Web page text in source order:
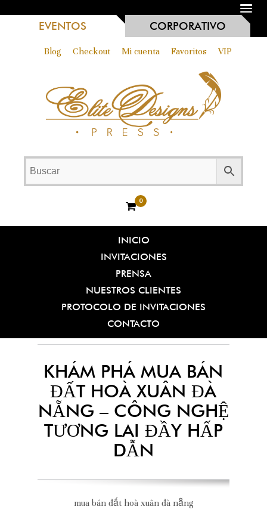
MENU
EVENTOS
CORPORATIVO
Blog Checkout Mi cuenta Favoritos VIP
0
INICIO
INVITACIONES
PRENSA
NUESTROS CLIENTES
PROTOCOLO DE INVITACIONES
CONTACTO
KHÁM PHÁ MUA BÁN
ĐẤT HOÀ XUÂN ĐÀ
NẴNG – CÔNG NGHỆ
TƯƠNG LAI ĐẦY HẤP
DẪN
mua bán đất hoà xuân đà nẵng